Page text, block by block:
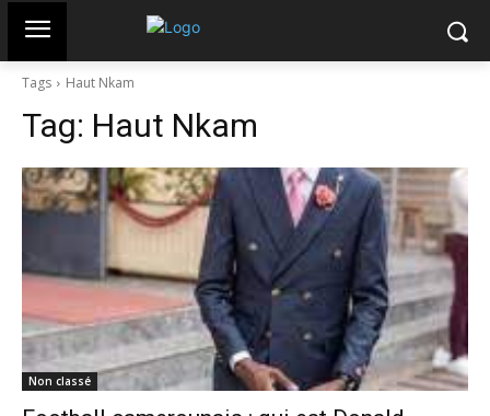
Tags Haut Nkam
Tag: Haut Nkam
Non classé